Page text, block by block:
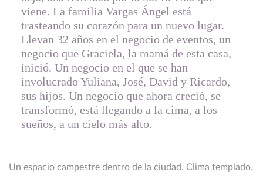
viene. La familia Vargas Ángel está
trasteando su corazón para un nuevo lugar.
Llevan 32 años en el negocio de eventos, un
negocio que Graciela, la mamá de esta casa,
inició. Un negocio en el que se han
involucrado Yuliana, José, David y Ricardo,
sus hijos. Un negocio que ahora creció, se
transformó, está llegando a la cima, a los
sueños, a un cielo más alto.
Un espacio campestre dentro de la ciudad. Clima templado.